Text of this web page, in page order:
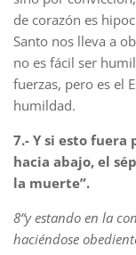
de corazón es
Santo nos lleva a
no es fácil ser
fuerzas, pero es el
humildad.
7.- Y si esto fuera
hacia abajo, el
la muerte”.
8“y estando en la
haciéndose